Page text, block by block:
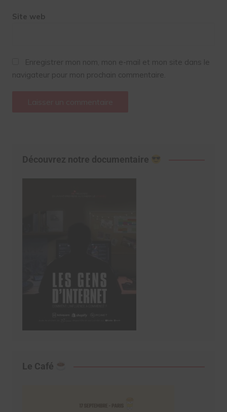
Site web
Enregistrer mon nom, mon e-mail et mon site dans le
navigateur pour mon prochain commentaire.
Découvrez notre documentaire
Le Café